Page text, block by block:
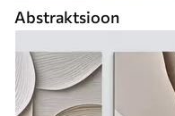
Abstraktsioon